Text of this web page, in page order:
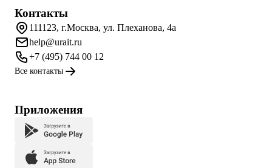
Контакты
111123, г.Москва, ул. Плеханова, 4а
help@urait.ru
+7 (495) 744 00 12
Все контакты
Приложения